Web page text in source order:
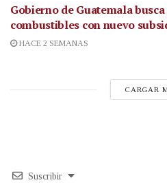
Gobierno de Guatemala
combustibles con nuevo
HACE 2 SEMANAS
CARGAR
Suscribir